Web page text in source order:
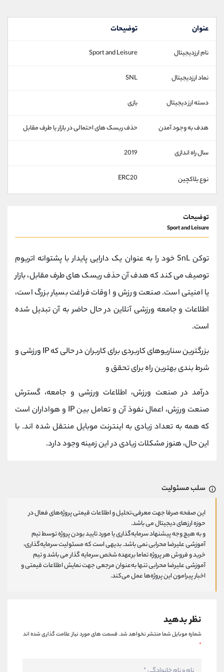
عنوان توضیحات
نام ارزدیجیتال Sport and Leisure
نماد ارزدیجیتال SNL
دسته ارز دیجیتال بازی
هدف به وجود آمدن حذف ریسک های احتمالی در بازار یا طرف مقابل
سال راه اندازی 2019
نوع بلاکچین ERC20
توضیحات
Sport and Leisure
توکن SnL خود را به عنوان یک دارایی پایدار با پشتوانه اتریوم
توصیف می کند که هدف آن حذف ریسک های طرف مقابل، بازار
یا امنیتی است. صنعت ورزش و اوقات فراغت بسیار بزرگ است،
اطلاعات و جامعه ورزشی آنلاین در حال حاضر به آن تبدیل شده
است.
بزرگترین سناریوهای کاربردی برای کاربران در حالی که IP ورزشی و
شرط بندی بهترین راه برای تحقق و
درآمد در صنعت ورزش، اطلاعات ورزشی و جامعه، گسترش
صنعت ورزش، اعمال نفوذ آن و تعامل بین IP و هواداران است
که همه به تعداد زیادی به اینترنت موبایل منتقل شده اند. با
این حال، هنوز مشکلات زیادی در این زمینه وجود دارد.
سلب مسئولیت
این صفحه صرفا جهت معرفی،تحلیل و اطلاعات قیمتی پروژه‌های فعال در
حوزه ارزهای دیجیتال می باشد.
و به هیچ وجه پیشنهاد سرمایه‌گذاری یا مورد تایید بودن پروژه توسط تیم
آموزشی علیرضا محرابی نمی باشد. بدیهی است که مسئولیت سرمایه‌گذاری،
خرید و فروش هر پروژه تماما برعهده شخص سرمایه گذار می باشد و تیم
آموزشی علیرضا محرابی تنها به‌عنوان مرجعی جهت نمایش اطلاعات قیمتی و
اخبار پیرامون این پروژه‌‌ها عمل می‌کند.
نظر بدهید
شماره موبایل شما منتشر نخواهد شد.قسمت های مورد نیاز علامت گذاری شده اند
*